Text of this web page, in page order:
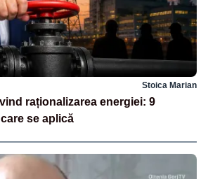
Stoica Marian
raționalizarea energiei: 9
se aplică